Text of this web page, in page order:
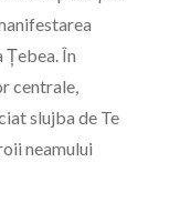
În
centrale,
slujba de Te
neamului